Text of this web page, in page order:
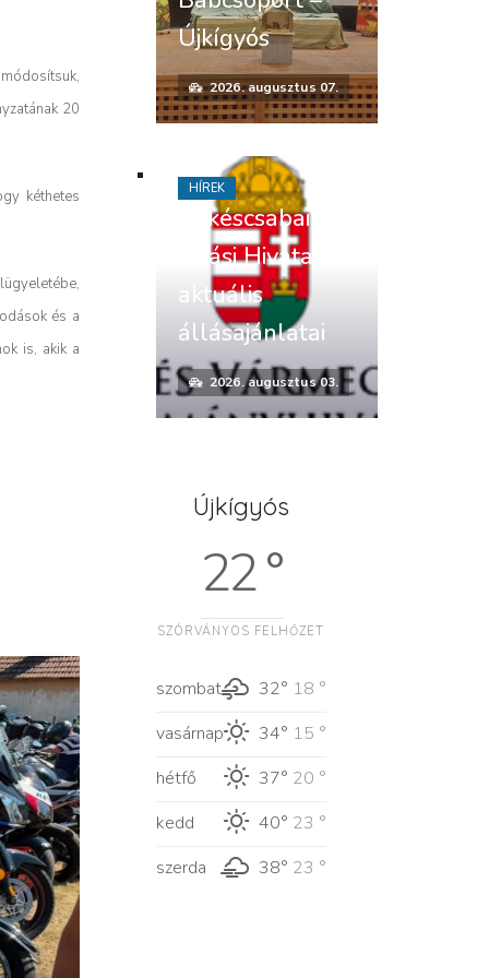
20
kéthetes
és a
is, akik a
Újkígyós
2026. augusztus 07.
Békéscsabai
Járási Hivatal
aktuális
állásajánlatai
2026. augusztus 03.
HÍREK
Újkígyós
22 °
SZÓRVÁNYOS FELHŐZET
szombat 32° 18 °
vasárnap
34° 15 °
hétfő
37° 20 °
kedd
40° 23 °
szerda
38° 23 °